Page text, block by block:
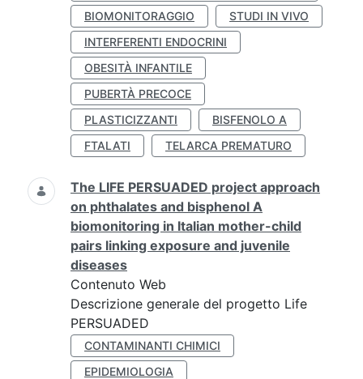
BIOMONITORAGGIO
STUDI IN VIVO
INTERFERENTI ENDOCRINI
OBESITÀ INFANTILE
PUBERTÀ PRECOCE
PLASTICIZZANTI
BISFENOLO A
FTALATI
TELARCA PREMATURO
The LIFE PERSUADED project approach
on phthalates and bisphenol A
biomonitoring in Italian mother-child
pairs linking exposure and juvenile
diseases
Contenuto Web
Descrizione generale del progetto Life
PERSUADED
CONTAMINANTI CHIMICI
EPIDEMIOLOGIA